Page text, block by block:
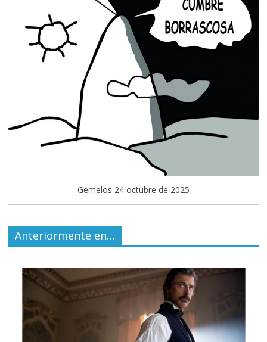
Gemelos 24 octubre de 2025
Anteriormente en…